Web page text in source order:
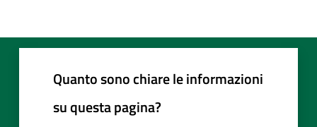
Quanto sono chiare le informazioni
su questa pagina?